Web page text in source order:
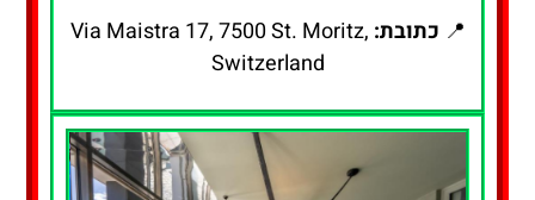
📍 כתובת: Via Maistra 17, 7500 St. Moritz,
Switzerland